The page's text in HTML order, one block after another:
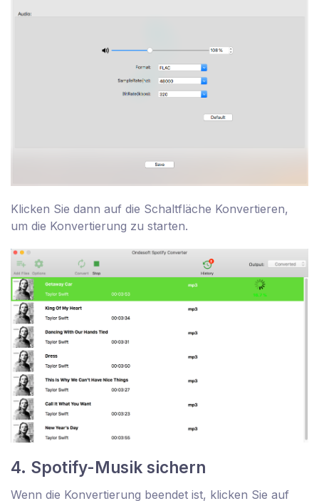
Klicken Sie dann auf die Schaltfläche Konvertieren,
um die Konvertierung zu starten.
4. Spotify-Musik sichern
Wenn die Konvertierung beendet ist, klicken Sie auf